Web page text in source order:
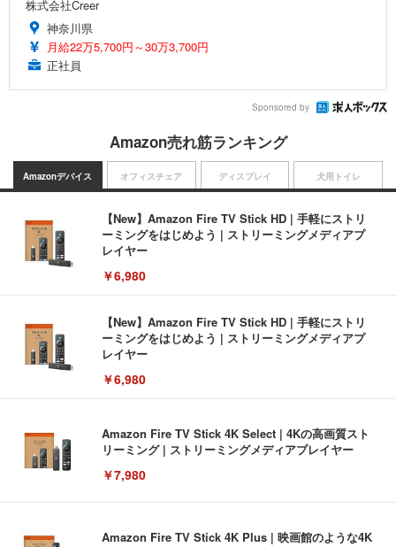
株式会社Creer
神奈川県
月給22万5,700円～30万3,700円
正社員
Sponsored by
Amazon売れ筋ランキング
Amazonデバイス
【New】Amazon Fire TV Stick HD | 手軽にストリ
ーミングをはじめよう | ストリーミングメディアプ
レイヤー
￥6,980
【New】Amazon Fire TV Stick HD | 手軽にストリ
ーミングをはじめよう | ストリーミングメディアプ
レイヤー
￥6,980
Amazon Fire TV Stick 4K Select | 4Kの高画質スト
リーミング | ストリーミングメディアプレイヤー
￥7,980
Amazon Fire TV Stick 4K Plus | 映画館のような4K
オフィスチェア ディスプレイ 犬用トイレ